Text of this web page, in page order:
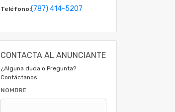
Teléfono:(787) 414-5207
CONTACTA AL ANUNCIANTE
¿Alguna duda o Pregunta?
Contáctanos.
NOMBRE